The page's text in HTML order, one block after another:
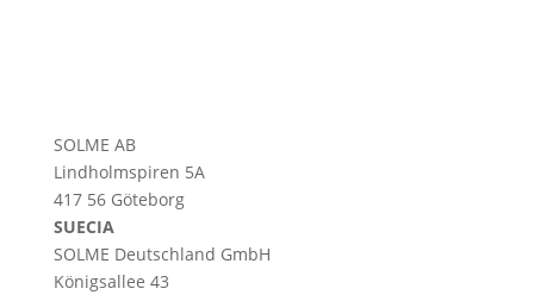
SOLME AB
Lindholmspiren 5A
417 56 Göteborg
SUECIA
SOLME Deutschland GmbH
Königsallee 43